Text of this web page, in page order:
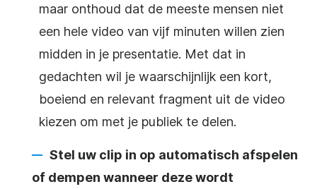
maar onthoud dat de meeste mensen niet
een hele video van vijf minuten willen zien
midden in je presentatie. Met dat in
gedachten wil je waarschijnlijk een kort,
boeiend en relevant fragment uit de video
kiezen om met je publiek te delen.
Stel uw clip in op automatisch afspelen
of dempen wanneer deze wordt